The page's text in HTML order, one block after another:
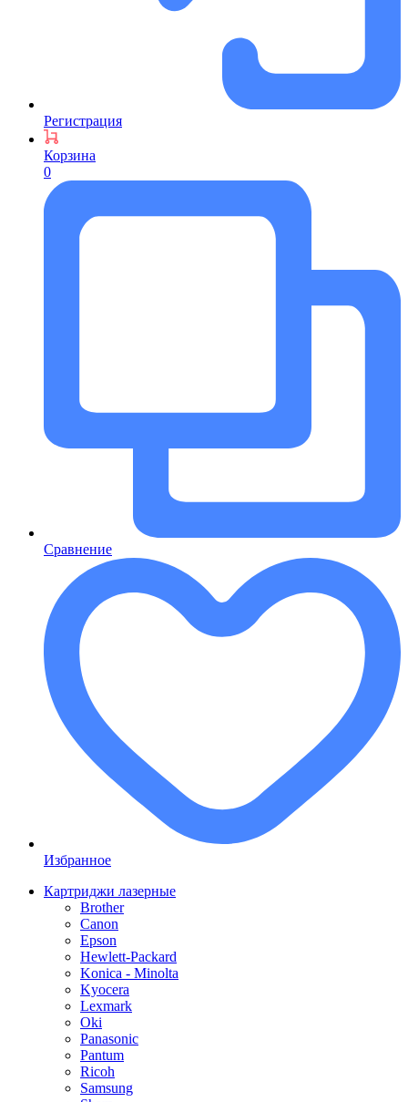
Регистрация
Корзина
0
Сравнение
Избранное
Картриджи лазерные
Brother
Canon
Epson
Hewlett-Packard
Konica - Minolta
Kyocera
Lexmark
Oki
Panasonic
Pantum
Ricoh
Samsung